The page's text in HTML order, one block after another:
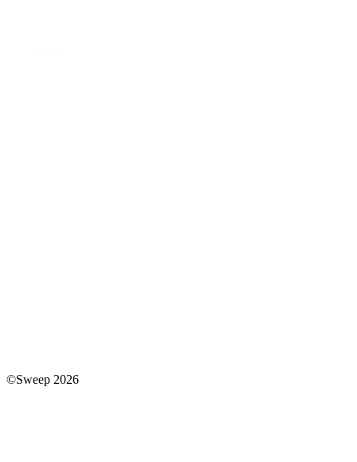
©Sweep 2026